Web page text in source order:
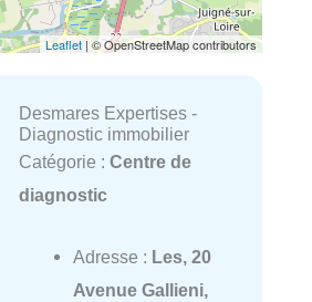
Leaflet| © OpenStreetMap contributors
Desmares Expertises -
Diagnostic immobilier
Catégorie : Centre de
diagnostic
Adresse : Les, 20
Avenue Gallieni,